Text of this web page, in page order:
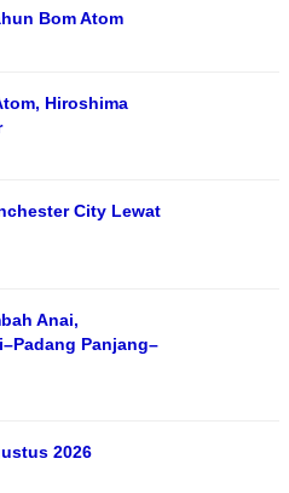
Bom Atom
Hiroshima
City Lewat
Anai,
Panjang–
2026